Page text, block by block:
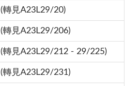
(轉見A23L29/20)
(轉見A23L29/206)
(轉見A23L29/212 - 29/225)
(轉見A23L29/231)